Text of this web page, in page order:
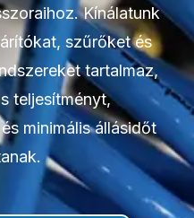
Kínálatunk
szűrőket és
tartalmaz,
teljesítményt,
minimális állásidőt